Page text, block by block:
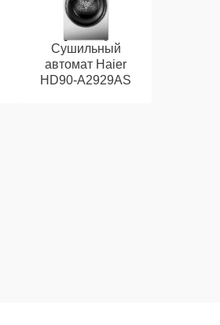
Сушильный
автомат Haier
HD90-A2929AS